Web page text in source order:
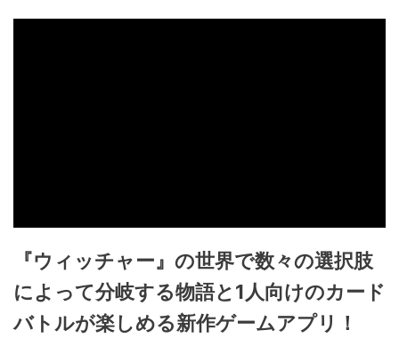
『ウィッチャー』の世界で数々の選択肢
によって分岐する物語と1人向けのカード
バトルが楽しめる新作ゲームアプリ！